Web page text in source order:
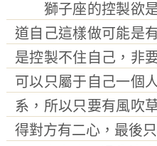
獅子座的控製欲是
道自己這樣做可能是
是控製不住自己，非
可以只屬于自己一個
系，所以只要有風吹
得對方有二心，最後